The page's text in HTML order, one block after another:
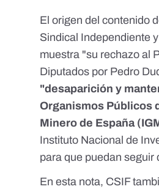
El origen del contenido
Sindical Independiente
muestra "su rechazo al
Diputados por Pedro
"desaparición y
Organismos Públicos
Minero de España
Instituto Nacional de
para que puedan seguir
En esta nota, CSIF